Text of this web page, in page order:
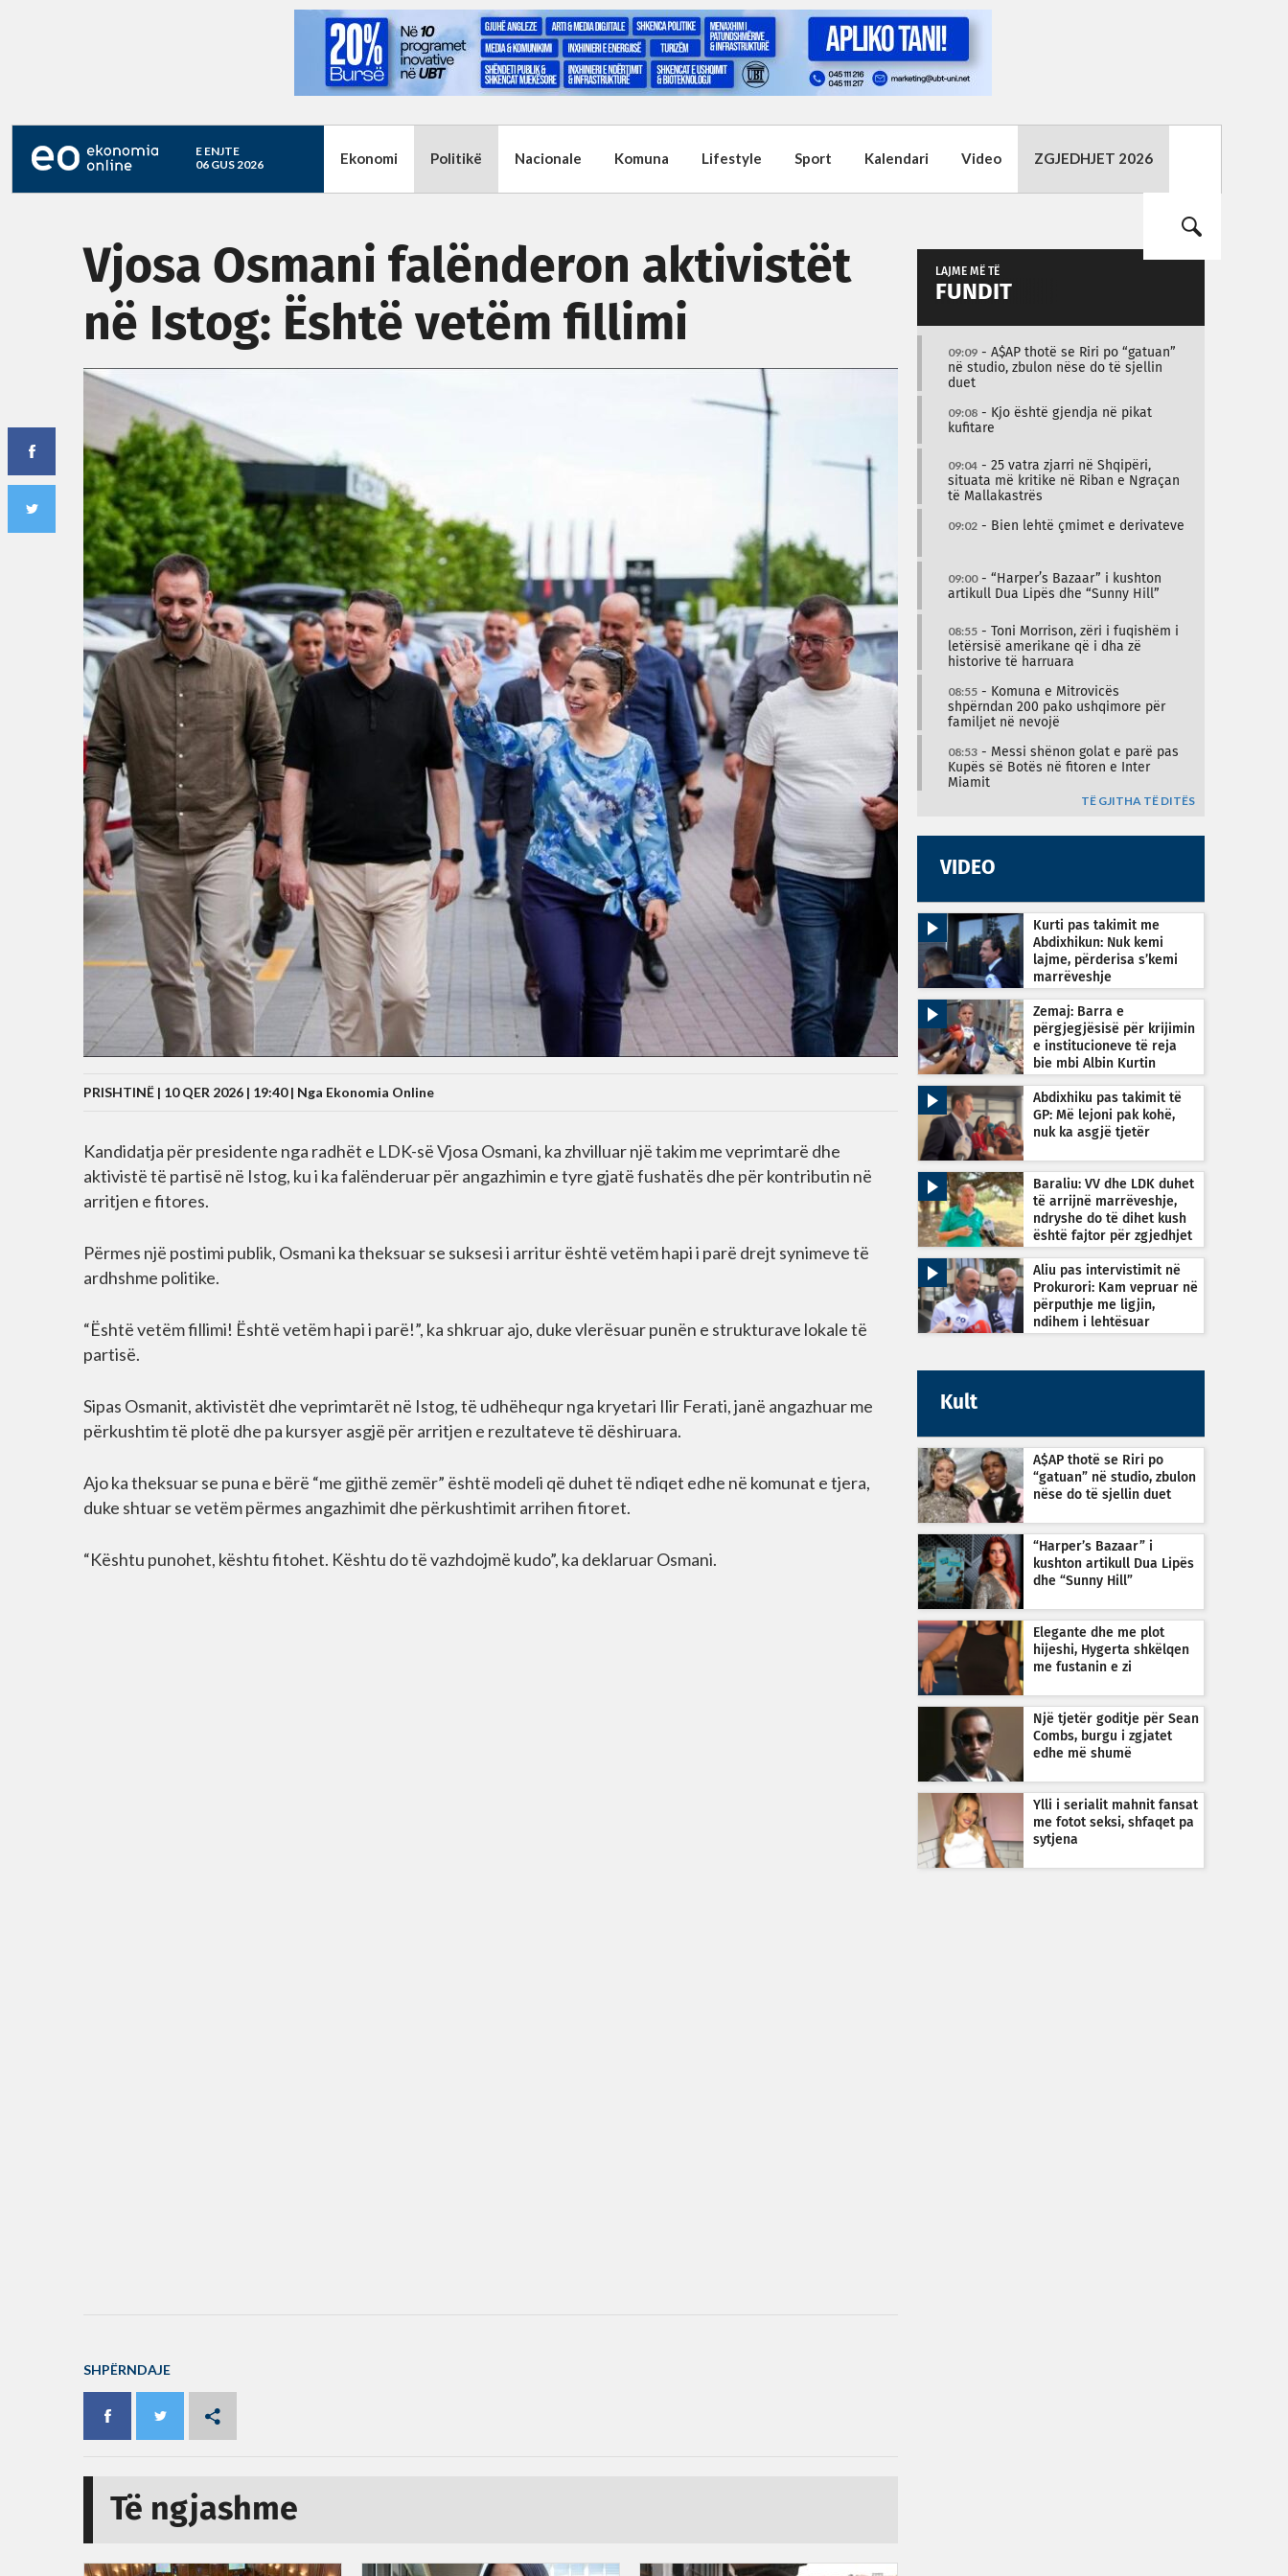
E ENJTE
06 GUS 2026
Ekonomi Politikë Nacionale Komuna Lifestyle Sport Kalendari Video ZGJEDHJET 2026
Vjosa Osmani falënderon aktivistët
në Istog: Është vetëm fillimi
PRISHTINË | 10 QER 2026 | 19:40 | Nga Ekonomia Online
Kandidatja për presidente nga radhët e LDK-së Vjosa Osmani, ka zhvilluar një takim me veprimtarë dhe
aktivistë të partisë në Istog, ku i ka falënderuar për angazhimin e tyre gjatë fushatës dhe për kontributin në
arritjen e fitores.
Përmes një postimi publik, Osmani ka theksuar se suksesi i arritur është vetëm hapi i parë drejt synimeve të
ardhshme politike.
“Është vetëm fillimi! Është vetëm hapi i parë!”, ka shkruar ajo, duke vlerësuar punën e strukturave lokale të
partisë.
Sipas Osmanit, aktivistët dhe veprimtarët në Istog, të udhëhequr nga kryetari Ilir Ferati, janë angazhuar me
përkushtim të plotë dhe pa kursyer asgjë për arritjen e rezultateve të dëshiruara.
Ajo ka theksuar se puna e bërë “me gjithë zemër” është modeli që duhet të ndiqet edhe në komunat e tjera,
duke shtuar se vetëm përmes angazhimit dhe përkushtimit arrihen fitoret.
“Kështu punohet, kështu fitohet. Kështu do të vazhdojmë kudo”, ka deklaruar Osmani.
SHPËRNDAJE
Të ngjashme
LAJME MË TË
FUNDIT
09:09 - A$AP thotë se Riri po “gatuan”
në studio, zbulon nëse do të sjellin
duet
09:08 - Kjo është gjendja në pikat
kufitare
09:04 - 25 vatra zjarri në Shqipëri,
situata më kritike në Riban e Ngraçan
të Mallakastrës
09:02 - Bien lehtë çmimet e derivateve
09:00- “Harper’s Bazaar” i kushton
artikull Dua Lipës dhe “Sunny Hill”
08:55 - Toni Morrison, zëri i fuqishëm i
letërsisë amerikane që i dha zë
historive të harruara
08:55 - Komuna e Mitrovicës
shpërndan 200 pako ushqimore për
familjet në nevojë
08:53 - Messi shënon golat e parë pas
Kupës së Botës në fitoren e Inter
Miamit
TË GJITHA TË DITËS
VIDEO
Kurti pas takimit me
Abdixhikun: Nuk kemi
lajme, përderisa s’kemi
marrëveshje
Zemaj: Barra e
përgjegjësisë për krijimin
e institucioneve të reja
bie mbi Albin Kurtin
Abdixhiku pas takimit të
GP: Më lejoni pak kohë,
nuk ka asgjë tjetër
Baraliu: VV dhe LDK duhet
të arrijnë marrëveshje,
ndryshe do të dihet kush
është fajtor për zgjedhjet
Aliu pas intervistimit në
Prokurori: Kam vepruar në
përputhje me ligjin,
ndihem i lehtësuar
Kult
A$AP thotë se Riri po
“gatuan” në studio, zbulon
nëse do të sjellin duet
“Harper’s Bazaar” i
kushton artikull Dua Lipës
dhe “Sunny Hill”
Elegante dhe me plot
hijeshi, Hygerta shkëlqen
me fustanin e zi
Një tjetër goditje për Sean
Combs, burgu i zgjatet
edhe më shumë
Ylli i serialit mahnit fansat
me fotot seksi, shfaqet pa
sytjena